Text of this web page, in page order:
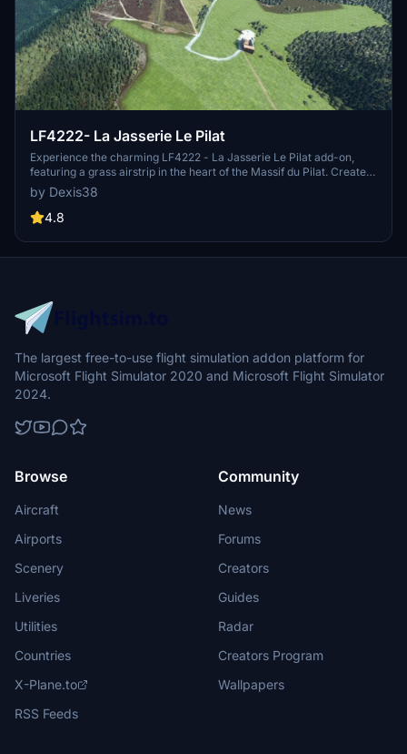
LF4222- La Jasserie Le Pilat
Experience the charming LF4222 - La Jasserie Le Pilat add-on,
featuring a grass airstrip in the heart of the Massif du Pilat. Created
by Domtom69, this scenic location offers a short and challenging
runway measuring 430 x 25. Perfect for VFR flying, dont miss out
on this essential visual point with the iconic antenna on the col de
the file in your community folder.
by Dexis38
4.8
The largest free-to-use flight simulation addon platform for
Microsoft Flight Simulator 2020 and Microsoft Flight Simulator
2024.
Browse
Aircraft
Airports
Scenery
Liveries
Utilities
Countries
X-Plane.to
RSS Feeds
Community
News
Forums
Creators
Guides
Radar
Creators Program
Wallpapers